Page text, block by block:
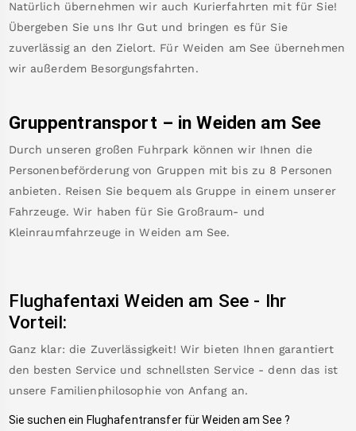
Natürlich übernehmen wir auch Kurierfahrten mit für Sie!
Übergeben Sie uns Ihr Gut und bringen es für Sie
zuverlässig an den Zielort. Für Weiden am See übernehmen
wir außerdem Besorgungsfahrten.
Gruppentransport – in Weiden am See
Durch unseren großen Fuhrpark können wir Ihnen die
Personenbeförderung von Gruppen mit bis zu 8 Personen
anbieten. Reisen Sie bequem als Gruppe in einem unserer
Fahrzeuge. Wir haben für Sie Großraum- und
Kleinraumfahrzeuge in Weiden am See.
Flughafentaxi Weiden am See - Ihr
Vorteil:
Ganz klar: die Zuverlässigkeit! Wir bieten Ihnen garantiert
den besten Service und schnellsten Service - denn das ist
unsere Familienphilosophie von Anfang an.
Sie suchen ein Flughafentransfer für Weiden am See ?